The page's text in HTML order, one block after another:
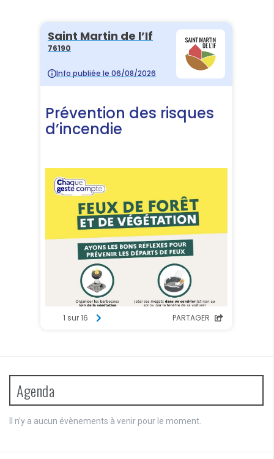
Agenda
Il n’y a aucun évènements à venir pour le moment.